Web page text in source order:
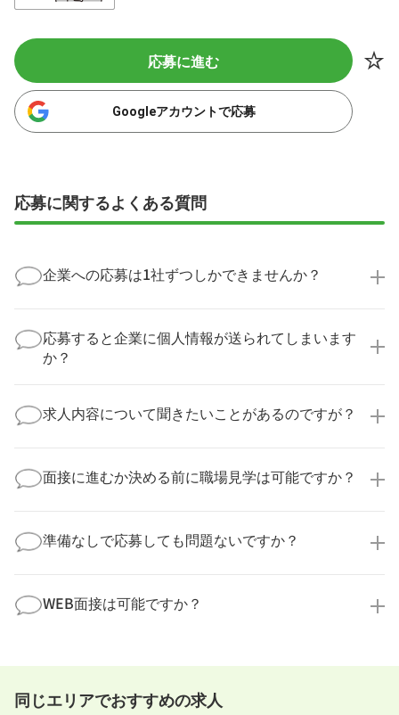
応募に進む
Googleアカウントで応募
応募に関するよくある質問
企業への応募は1社ずつしかできませんか？
実際に医療キャリアナビを利用して転職に成功した方
の多くは、複数応募して自分に合った職場を選ばれて
います。
応募すると企業に個人情報が送られてしまいます
か？
業様に個人情報が送られることはありません！
より詳細な求人情報をご確認いただいた上で、転職希
求人内容について聞きたいことがあるのですが？
してお答えいたします。
勤務体制や職場の雰囲気、研修制度など、どんな小さ
す！
面接に進むか決める前に職場見学は可能ですか？
積極的に受け入れています。実際の職場環境や働く人
の様子を見ることで、より安心してご判断いただけま
ださい！
準備なしで応募しても問題ないですか？
まで、一からサポートいたします。「転職を考え始め
たばかり」「何から始めればいいか分からない」とい
WEB面接は可能ですか？
すめしていますが、企業様によってはWEB面接を導入
事前に確認することは可能ですので、お気軽にお申し
同じエリアでおすすめの求人